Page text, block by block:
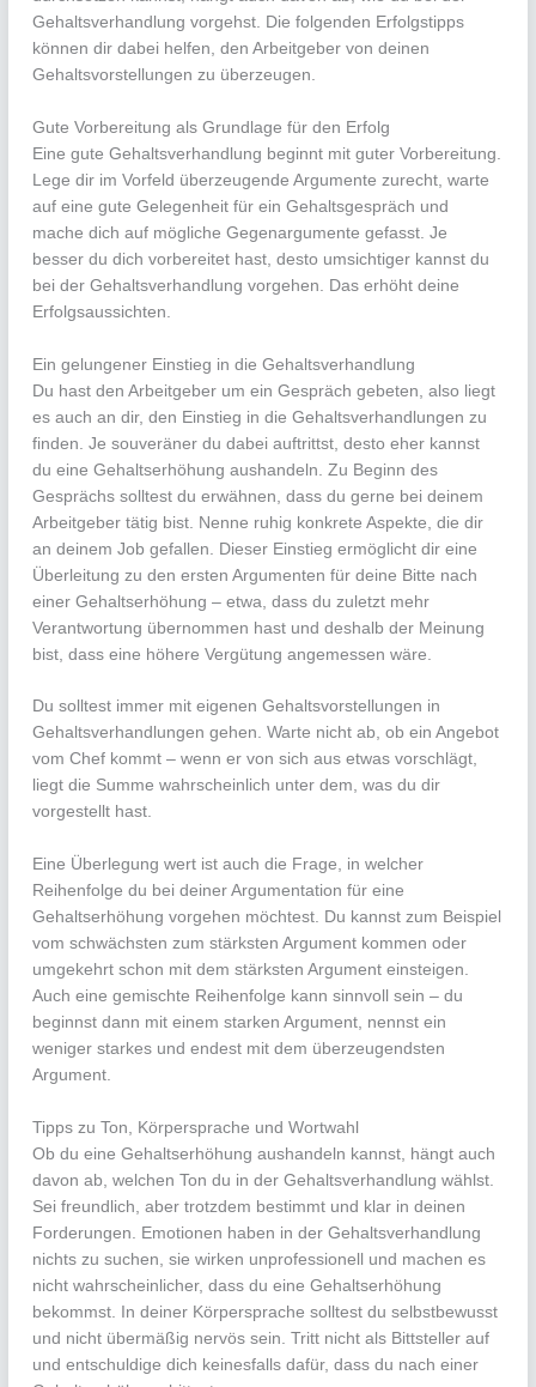
Gehaltsverhandlung vorgehst. Die folgenden Erfolgstipps
können dir dabei helfen, den Arbeitgeber von deinen
Gehaltsvorstellungen zu überzeugen.
Gute Vorbereitung als Grundlage für den Erfolg
Eine gute Gehaltsverhandlung beginnt mit guter Vorbereitung.
Lege dir im Vorfeld überzeugende Argumente zurecht, warte
auf eine gute Gelegenheit für ein Gehaltsgespräch und
mache dich auf mögliche Gegenargumente gefasst. Je
besser du dich vorbereitet hast, desto umsichtiger kannst du
bei der Gehaltsverhandlung vorgehen. Das erhöht deine
Erfolgsaussichten.
Ein gelungener Einstieg in die Gehaltsverhandlung
Du hast den Arbeitgeber um ein Gespräch gebeten, also liegt
es auch an dir, den Einstieg in die Gehaltsverhandlungen zu
finden. Je souveräner du dabei auftrittst, desto eher kannst
du eine Gehaltserhöhung aushandeln. Zu Beginn des
Gesprächs solltest du erwähnen, dass du gerne bei deinem
Arbeitgeber tätig bist. Nenne ruhig konkrete Aspekte, die dir
an deinem Job gefallen. Dieser Einstieg ermöglicht dir eine
Überleitung zu den ersten Argumenten für deine Bitte nach
einer Gehaltserhöhung – etwa, dass du zuletzt mehr
Verantwortung übernommen hast und deshalb der Meinung
bist, dass eine höhere Vergütung angemessen wäre.
Du solltest immer mit eigenen Gehaltsvorstellungen in
Gehaltsverhandlungen gehen. Warte nicht ab, ob ein Angebot
vom Chef kommt – wenn er von sich aus etwas vorschlägt,
liegt die Summe wahrscheinlich unter dem, was du dir
vorgestellt hast.
Eine Überlegung wert ist auch die Frage, in welcher
Reihenfolge du bei deiner Argumentation für eine
Gehaltserhöhung vorgehen möchtest. Du kannst zum Beispiel
vom schwächsten zum stärksten Argument kommen oder
umgekehrt schon mit dem stärksten Argument einsteigen.
Auch eine gemischte Reihenfolge kann sinnvoll sein – du
beginnst dann mit einem starken Argument, nennst ein
weniger starkes und endest mit dem überzeugendsten
Argument.
Tipps zu Ton, Körpersprache und Wortwahl
Ob du eine Gehaltserhöhung aushandeln kannst, hängt auch
davon ab, welchen Ton du in der Gehaltsverhandlung wählst.
Sei freundlich, aber trotzdem bestimmt und klar in deinen
Forderungen. Emotionen haben in der Gehaltsverhandlung
nichts zu suchen, sie wirken unprofessionell und machen es
nicht wahrscheinlicher, dass du eine Gehaltserhöhung
bekommst. In deiner Körpersprache solltest du selbstbewusst
und nicht übermäßig nervös sein. Tritt nicht als Bittsteller auf
und entschuldige dich keinesfalls dafür, dass du nach einer